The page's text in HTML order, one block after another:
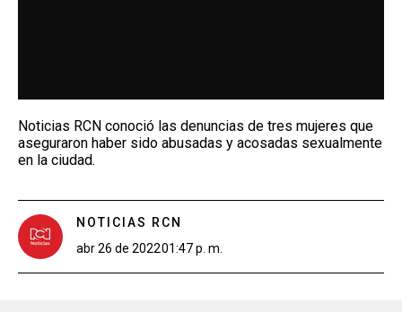
Noticias RCN conoció las denuncias de tres mujeres que
aseguraron haber sido abusadas y acosadas sexualmente
en la ciudad.
NOTICIAS RCN
abr 26 de 202201:47 p. m.